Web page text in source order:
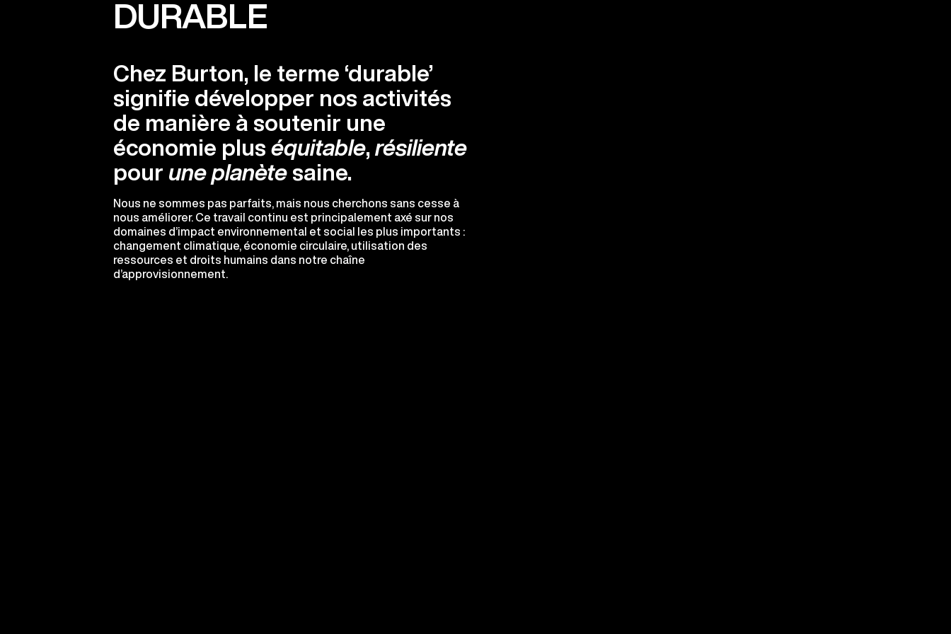
DURABLE
Chez Burton, le terme ‘durable’
signifie développer nos activités
de manière à soutenir une
économie plus équitable, résiliente
pour une planète saine.
Nous ne sommes pas parfaits, mais nous cherchons sans cesse à
nous améliorer. Ce travail continu est principalement axé sur nos
domaines d’impact environnemental et social les plus importants :
changement climatique, économie circulaire, utilisation des
ressources et droits humains dans notre chaîne
d’approvisionnement.